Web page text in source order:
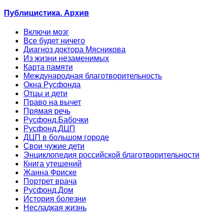
Публицистика. Архив
Включи мозг
Все будет ничего
Диагноз доктора Мясникова
Из жизни незаменимых
Карта памяти
Международная благотворительность
Окна Русфонда
Отцы и дети
Право на вычет
Прямая речь
Русфонд.Бабочки
Русфонд.ДЦП
ДЦП в большом городе
Свои чужие дети
Энциклопедия российской благотворительности
Книга утешений
Жанна Фриске
Портрет врача
Русфонд.Дом
История болезни
Несладкая жизнь